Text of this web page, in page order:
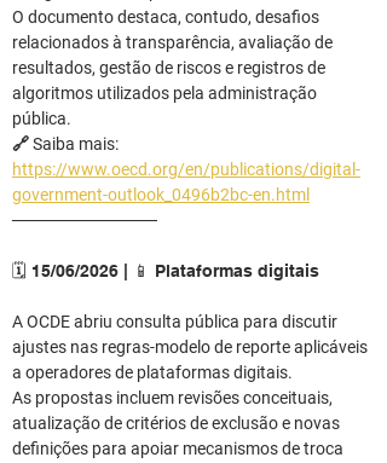
O documento destaca, contudo, desafios
relacionados à transparência, avaliação de
resultados, gestão de riscos e registros de
algoritmos utilizados pela administração
pública.
🔗 Saiba mais:
https://www.oecd.org/en/publications/digital-
government-outlook_0496b2bc-en.html
────────────
🗓️ 15/06/2026 | 📱 Plataformas digitais
A OCDE abriu consulta pública para discutir
ajustes nas regras-modelo de reporte aplicáveis
a operadores de plataformas digitais.
As propostas incluem revisões conceituais,
atualização de critérios de exclusão e novas
definições para apoiar mecanismos de troca